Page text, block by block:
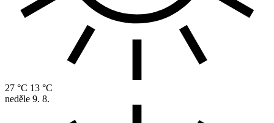
27 °C 13 °C
neděle 9. 8.